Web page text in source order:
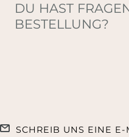
DU HAST
BESTELLUNG?
SCHREIB UNS EINE E-